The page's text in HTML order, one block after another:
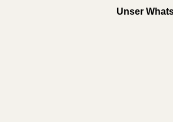
Unser